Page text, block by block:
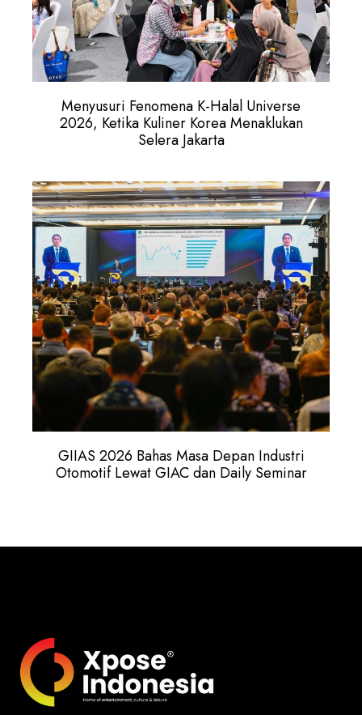
Menyusuri Fenomena K-Halal Universe
2026, Ketika Kuliner Korea Menaklukan
Selera Jakarta
GIIAS 2026 Bahas Masa Depan Industri
Otomotif Lewat GIAC dan Daily Seminar